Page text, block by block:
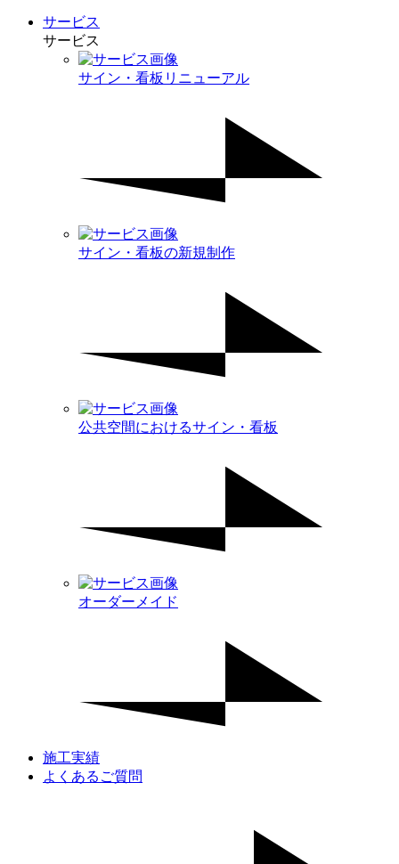
サービス
サービス
サイン・看板リニューアル
サイン・看板の新規制作
公共空間におけるサイン・看板
オーダーメイド
施工実績
よくあるご質問